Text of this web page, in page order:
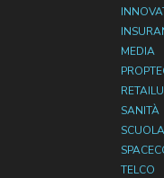
MEDIA
SANITÀ
SCUOLA
TELCO